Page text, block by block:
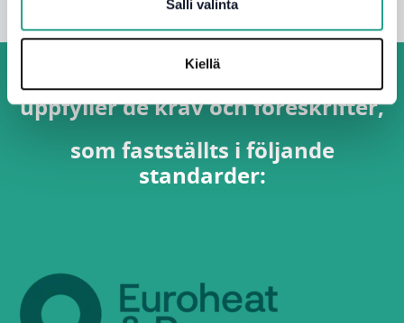
Salli valinta
Kiellä
isoplus Suomi Oy: verksamhet
uppfyller de krav och föreskrifter,
som fastställts i följande
standarder: